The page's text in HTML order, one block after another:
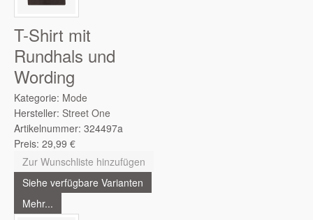
T-Shirt mit
Rundhals und
Wording
Kategorie: Mode
Hersteller: Street One
Artikelnummer: 324497a
Preis: 29,99 €
Zur Wunschliste hinzufügen
Siehe verfügbare Varianten
Mehr...